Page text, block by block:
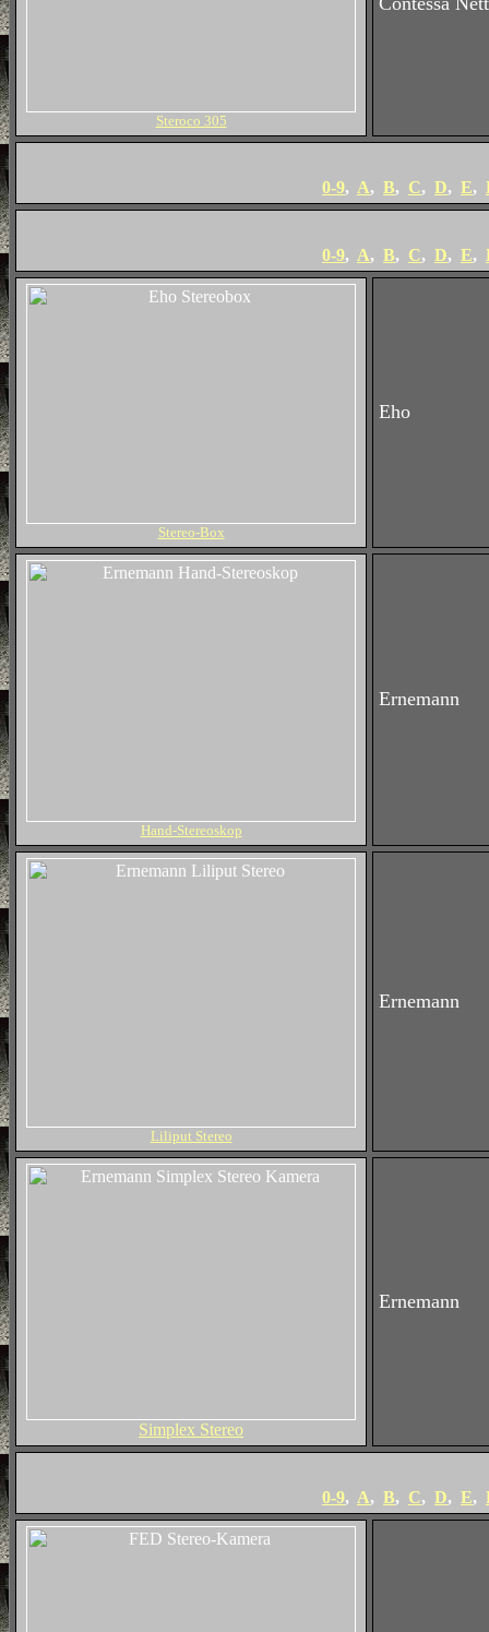
Steroco 305
0-9, A, B, C, D, E,
0-9, A, B, C, D, E,
Stereo-Box
Eho
Hand-Stereoskop
Ernemann
Liliput Stereo
Ernemann
Simplex Stereo
Ernemann
0-9, A, B, C, D, E,